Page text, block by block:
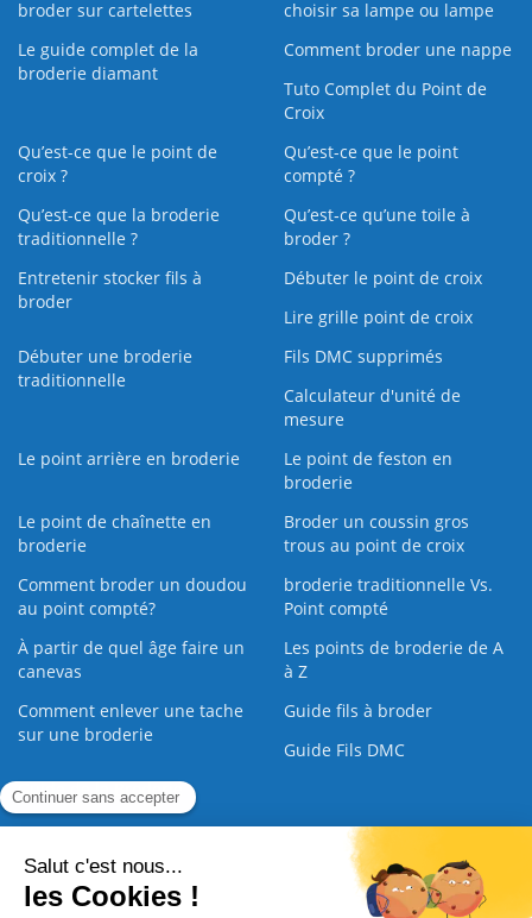
broder sur cartelettes
choisir sa lampe ou lampe
Le guide complet de la
broderie diamant
Comment broder une nappe
Tuto Complet du Point de
Croix
Qu’est-ce que le point de
croix ?
Qu’est-ce que le point
compté ?
Qu’est-ce que la broderie
traditionnelle ?
Qu’est‑ce qu’une toile à
broder ?
Entretenir stocker fils à
broder
Débuter le point de croix
Lire grille point de croix
Débuter une broderie
traditionnelle
Fils DMC supprimés
Calculateur d'unité de
mesure
Le point arrière en broderie
Le point de feston en
broderie
Le point de chaînette en
broderie
Broder un coussin gros
trous au point de croix
Comment broder un doudou
au point compté?
broderie traditionnelle Vs.
Point compté
À partir de quel âge faire un
canevas
Les points de broderie de A
à Z
Comment enlever une tache
sur une broderie
Guide fils à broder
Guide Fils DMC
Guide de la Broderie